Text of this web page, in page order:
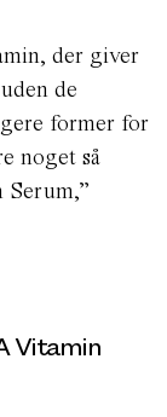
der giver
de
former for
noget så
Serum,”
Vitamin